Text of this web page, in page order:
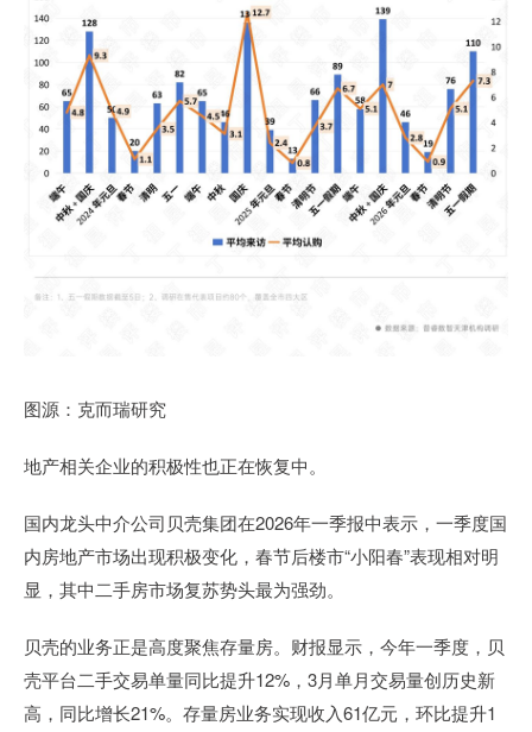
图源：克而瑞研究
地产相关企业的积极性也正在恢复中。
国内龙头中介公司贝壳集团在2026年一季报中表示，一季度国
内房地产市场出现积极变化，春节后楼市“小阳春”表现相对明
显，其中二手房市场复苏势头最为强劲。
贝壳的业务正是高度聚焦存量房。财报显示，今年一季度，贝
壳平台二手交易单量同比提升12%，3月单月交易量创历史新
高，同比增长21%。存量房业务实现收入61亿元，环比提升1